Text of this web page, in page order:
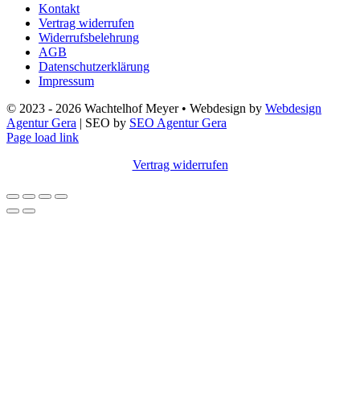
Kontakt
Vertrag widerrufen
Widerrufsbelehrung
AGB
Datenschutzerklärung
Impressum
© 2023 - 2026 Wachtelhof Meyer • Webdesign by Webdesign
Agentur Gera | SEO by SEO Agentur Gera
Page load link
Vertrag widerrufen